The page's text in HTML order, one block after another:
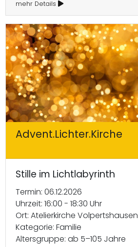
mehr Details
Advent.Lichter.Kirche
Stille im Lichtlabyrinth
Termin: 06.12.2026
Uhrzeit: 16:00 - 18:30 Uhr
Ort: Atelierkirche Volpertshausen
Kategorie: Familie
Altersgruppe: ab 5–105 Jahre